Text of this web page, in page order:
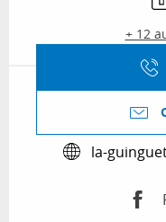
+ 12
la-